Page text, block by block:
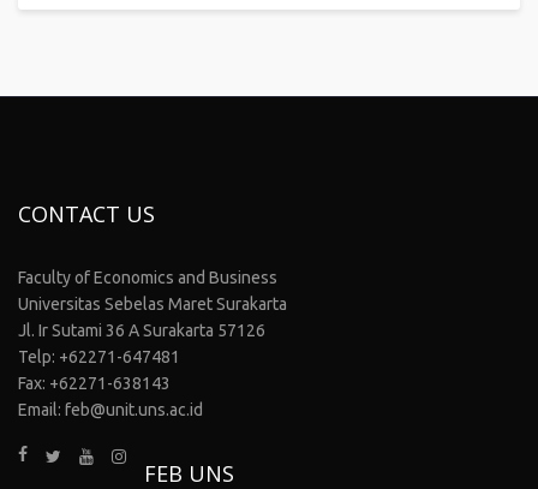
CONTACT US
Faculty of Economics and Business
Universitas Sebelas Maret Surakarta
Jl. Ir Sutami 36 A Surakarta 57126
Telp: +62271-647481
Fax: +62271-638143
Email: feb@unit.uns.ac.id
FEB UNS